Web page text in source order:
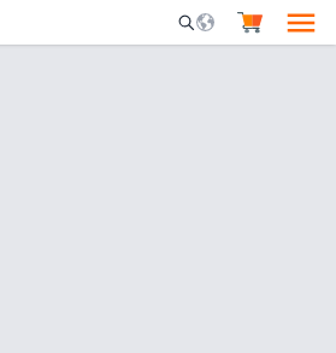
Mobile Search